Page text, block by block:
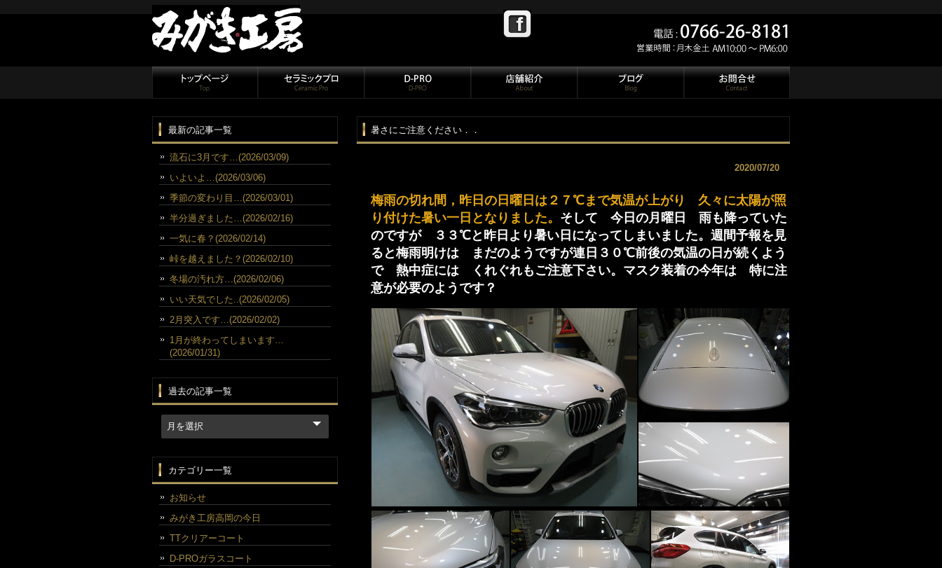
暑さにご注意ください．．
2020/07/20
梅雨の切れ間，昨日の日曜日は２７℃まで気温が上がり 久々に太陽が照
り付けた暑い一日となりました。 そして 今日の月曜日 雨も降っていた
のですが ３３℃と昨日より暑い日になってしまいました。週間予報を見
ると梅雨明けは まだのようですが連日３０℃前後の気温の日が続くよう
で 熱中症には くれぐれもご注意下さい。マスク装着の今年は 特に注
意が必要のようです？
最新の記事一覧
流石に3月です…(2026/03/09)
いよいよ…(2026/03/06)
季節の変わり目…(2026/03/01)
半分過ぎました…(2026/02/16)
一気に春？(2026/02/14)
峠を越えました？(2026/02/10)
冬場の汚れ方…(2026/02/06)
いい天気でした..(2026/02/05)
2月突入です…(2026/02/02)
1月が終わってしまいます…
(2026/01/31)
過去の記事一覧
カテゴリー一覧
お知らせ
みがき工房高岡の今日
TTクリアーコート
D-PROガラスコート